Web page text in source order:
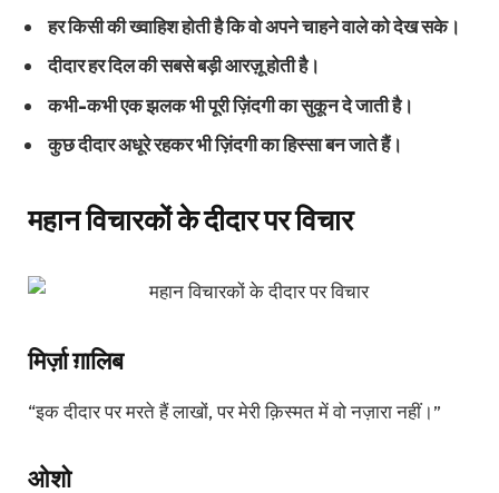
हर किसी की ख्वाहिश होती है कि वो अपने चाहने वाले को देख सके।
दीदार हर दिल की सबसे बड़ी आरज़ू होती है।
कभी-कभी एक झलक भी पूरी ज़िंदगी का सुकून दे जाती है।
कुछ दीदार अधूरे रहकर भी ज़िंदगी का हिस्सा बन जाते हैं।
महान विचारकों के दीदार पर विचार
मिर्ज़ा ग़ालिब
“इक दीदार पर मरते हैं लाखों, पर मेरी क़िस्मत में वो नज़ारा नहीं।”
ओशो